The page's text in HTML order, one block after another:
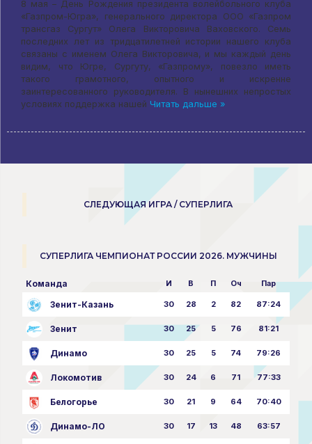
8 мая – День Рождения президента волейбольного клуба
«Газпром-Югра», генерального директора ООО «Газпром
трансгаз Сургут» Олега Викторовича Ваховского. Семь
последних лет из тридцатилетней истории нашего клуба
связаны с именем Олега Викторовича, и мы каждый день
видим, что Югре, Сургуту, «Газпрому», повезло иметь
такого грамотного, опытного и искренне
заинтересованного руководителя. В нынешних непростых
условиях поддержка нашей Читать дальше »
СЛЕДУЮЩАЯ ИГРА / СУПЕРЛИГА
СУПЕРЛИГА ЧЕМПИОНАТ РОССИИ 2026. МУЖЧИНЫ
Команда И В П Оч Пар
Зенит-Казань 30 28 2 82 87:24
Зенит 30 25 5 76 81:21
Динамо 30 25 5 74 79:26
Локомотив 30 24 6 71 77:33
Белогорье 30 21 9 64 70:40
Динамо-ЛО 30 17 13 48 63:57